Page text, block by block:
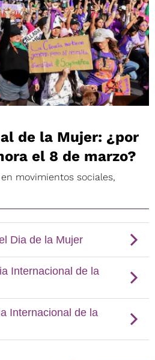
de la Mujer: ¿por
el 8 de marzo?
movimientos sociales,